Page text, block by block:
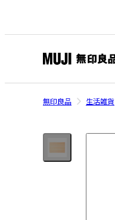
印
良
ネ
ッ
ト
無印良品 生活雑貨